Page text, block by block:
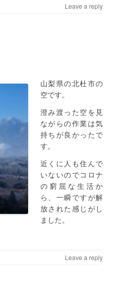
Leave a reply
山梨県の北杜市の
空です。
澄み渡った空を見
ながらの作業は気
持ちが良かったで
す。
近くに人も住んで
いないのでコロナ
の窮屈な生活か
ら、一瞬ですが解
放された感じがし
ました。
Leave a reply